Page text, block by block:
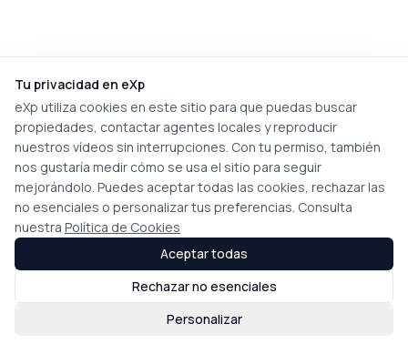
Tu privacidad en eXp
eXp utiliza cookies en este sitio para que puedas buscar
propiedades, contactar agentes locales y reproducir
nuestros vídeos sin interrupciones. Con tu permiso, también
nos gustaría medir cómo se usa el sitio para seguir
mejorándolo. Puedes aceptar todas las cookies, rechazar las
no esenciales o personalizar tus preferencias. Consulta
nuestra Política de Cookies
Personalizar
Rechazar no esenciales
Aceptar todas